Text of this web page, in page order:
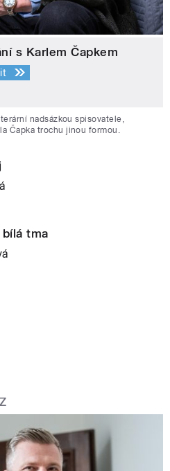
s Karlem Čapkem
nadsázkou spisovatele,
Čapka trochu jinou formou.
bílá tma